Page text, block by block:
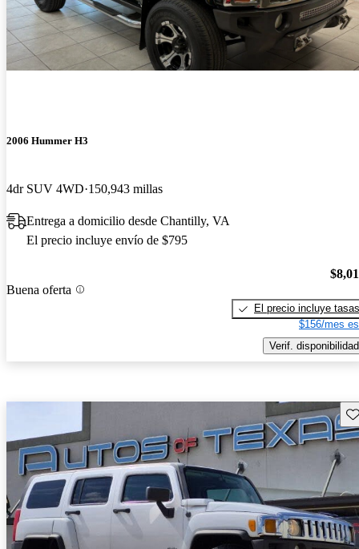
2006 Hummer H3
4dr SUV 4WD 150,943 millas
Entrega a domicilio desde Chantilly, VA
El precio incluye envío de $795
Buena oferta
El precio incluye tasas
$156/mes
Verif. disponibilidad